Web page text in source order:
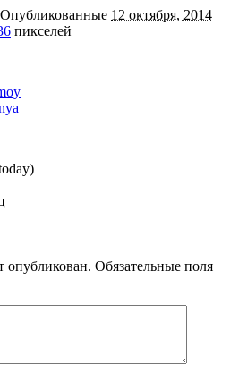
Опубликованные 12 октября, 2014 |
пикселей
опубликован. Обязательные поля